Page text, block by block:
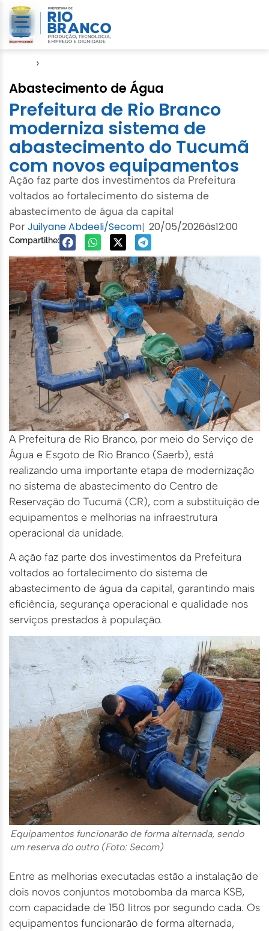
›
Abastecimento de Água
Prefeitura de Rio Branco
moderniza sistema de
abastecimento do Tucumã
com novos equipamentos
Ação faz parte dos investimentos da Prefeitura
voltados ao fortalecimento do sistema de
abastecimento de água da capital
PorJuilyane Abdeeli/Secom| 20/05/2026às12:00
Compartilhe:
A Prefeitura de Rio Branco, por meio do Serviço de
Água e Esgoto de Rio Branco (Saerb), está
realizando uma importante etapa de modernização
no sistema de abastecimento do Centro de
Reservação do Tucumã (CR), com a substituição de
equipamentos e melhorias na infraestrutura
operacional da unidade.
A ação faz parte dos investimentos da Prefeitura
voltados ao fortalecimento do sistema de
abastecimento de água da capital, garantindo mais
eficiência, segurança operacional e qualidade nos
serviços prestados à população.
Equipamentos funcionarão de forma alternada, sendo
um reserva do outro (Foto: Secom)
Entre as melhorias executadas estão a instalação de
dois novos conjuntos motobomba da marca KSB,
com capacidade de 150 litros por segundo cada. Os
equipamentos funcionarão de forma alternada,